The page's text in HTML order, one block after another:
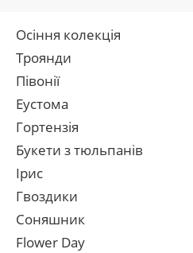
Осіння колекція
Троянди
Півонії
Еустома
Гортензія
Букети з тюльпанів
Ірис
Гвоздики
Соняшник
Flower Day